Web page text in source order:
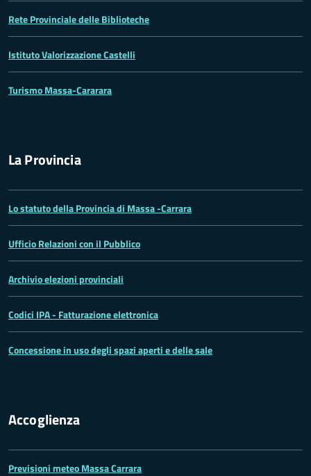
Rete Provinciale delle Biblioteche
Istituto Valorizzazione Castelli
Turismo Massa-Cararara
La Provincia
Lo statuto della Provincia di Massa -Carrara
Ufficio Relazioni con il Pubblico
Archivio elezioni provinciali
Codici IPA - Fatturazione elettronica
Concessione in uso degli spazi aperti e delle sale
Accoglienza
Previsioni meteo Massa Carrara